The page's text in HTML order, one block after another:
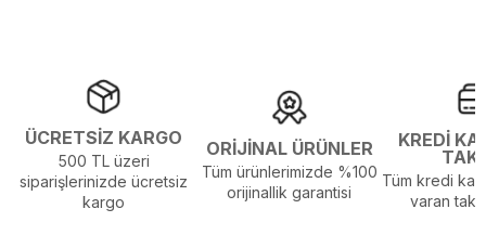
ÜCRETSİZ KARGO
500 TL üzeri
siparişlerinizde ücretsiz
kargo
ORİJİNAL ÜRÜNLER
Tüm ürünlerimizde %100
orijinallik garantisi
KREDİ
Tüm kredi
varan